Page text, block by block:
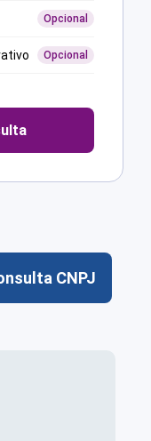
Opcional
Opcional
CNPJ